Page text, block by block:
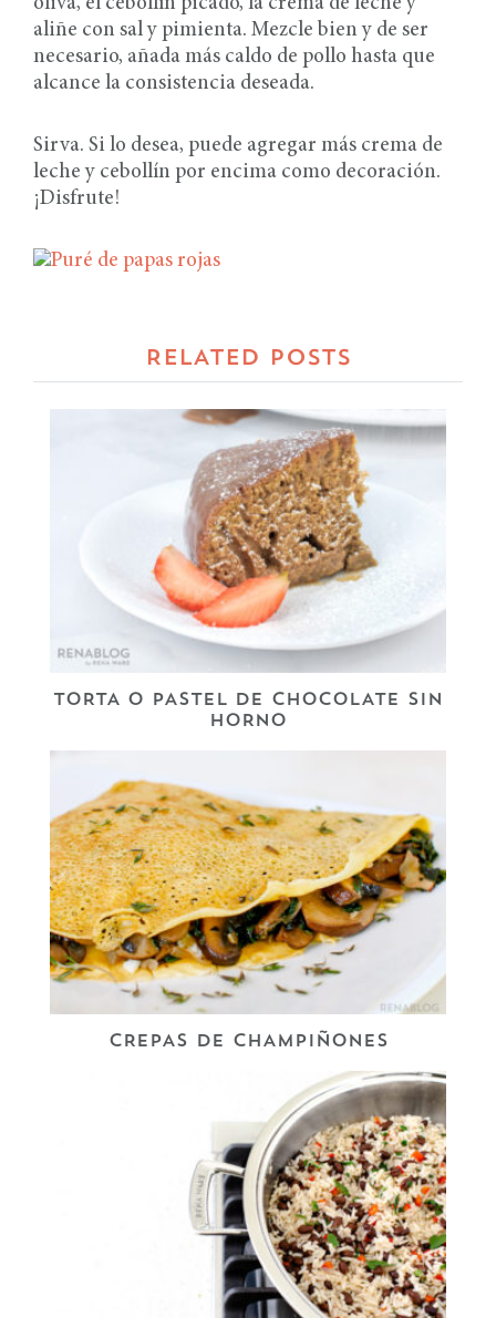
aliñe con sal y pimienta. Mezcle bien y de ser
necesario, añada más caldo de pollo hasta que
alcance la consistencia deseada.
Sirva. Si lo desea, puede agregar más crema de
leche y cebollín por encima como decoración.
¡Disfrute!
RELATED POSTS
TORTA O PASTEL DE CHOCOLATE SIN
HORNO
CREPAS DE CHAMPIÑONES